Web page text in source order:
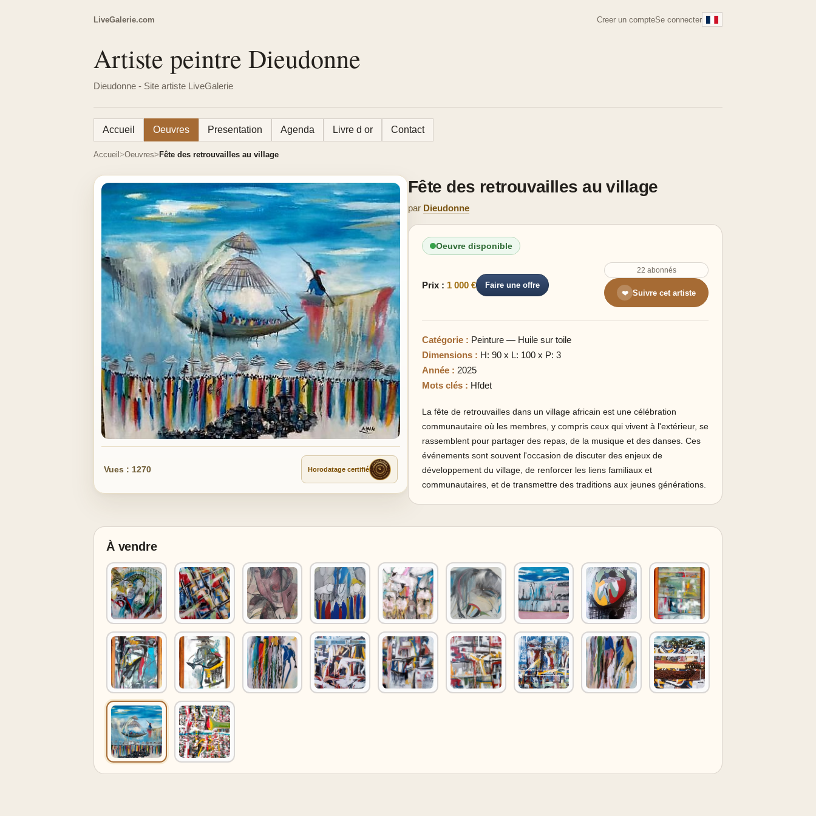
LiveGalerie.com Creer un compteSe connecter
Artiste peintre Dieudonne
Dieudonne - Site artiste LiveGalerie
Accueil Oeuvres Presentation Agenda Livre d or Contact
Accueil Oeuvres Fête des retrouvailles au village
Vues : 1270 Horodatage certifié
Fête des retrouvailles au village
par Dieudonne
Oeuvre disponible
Prix : 1 000 € Faire une offre
22 abonnés
❤ Suivre cet artiste
Catégorie : Peinture — Huile sur toile
Dimensions : H: 90 x L: 100 x P: 3
Année : 2025
Mots clés : Hfdet
La fête de retrouvailles dans un village africain est une célébration
communautaire où les membres, y compris ceux qui vivent à l'extérieur, se
rassemblent pour partager des repas, de la musique et des danses. Ces
événements sont souvent l'occasion de discuter des enjeux de
développement du village, de renforcer les liens familiaux et
communautaires, et de transmettre des traditions aux jeunes générations.
À vendre